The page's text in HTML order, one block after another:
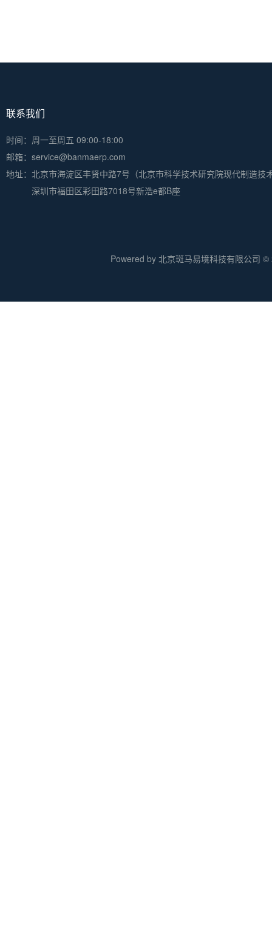
联系我们
时间：周一至周五 09:00-18:00
邮箱：service@banmaerp.com
地址： 北京市海淀区丰贤中路7号（北京市科学技术研究院现代制造技
深圳市福田区彩田路7018号新浩e都B座
Powered by 北京斑马易境科技有限公司